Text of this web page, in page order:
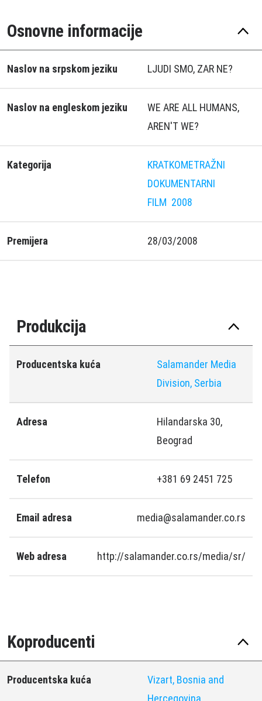
Osnovne informacije
Naslov na srpskom jeziku LJUDI SMO, ZAR NE?
Naslov na engleskom jeziku
WE ARE ALL HUMANS,
AREN'T WE?
Kategorija
KRATKOMETRAŽNI
DOKUMENTARNI
FILM 2008
Premijera 28/03/2008
Produkcija
Producentska kuća
Salamander Media
Division, Serbia
Adresa
Hilandarska 30,
Beograd
Telefon +381 69 2451 725
Email adresa media@salamander.co.rs
Web adresa http://salamander.co.rs/media/sr/
Koproducenti
Producentska kuća
Vizart, Bosnia and
Hercegovina